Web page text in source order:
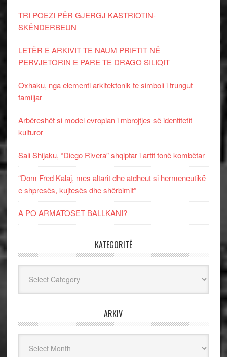
TRI POEZI PËR GJERGJ KASTRIOTIN-
SKËNDERBEUN
LETËR E ARKIVIT TE NAUM PRIFTIT NË
PERVJETORIN E PARE TE DRAGO SILIQIT
Oxhaku, nga elementi arkitektonik te simboli i trungut
familjar
Arbëreshët si model evropian i mbrojtjes së identitetit
kulturor
Sali Shijaku, “Diego Rivera” shqiptar i artit tonë kombëtar
“Dom Fred Kalaj, mes altarit dhe atdheut si hermeneutikë
e shpresës, kujtesës dhe shërbimit”
A PO ARMATOSET BALLKANI?
KATEGORITË
ARKIV